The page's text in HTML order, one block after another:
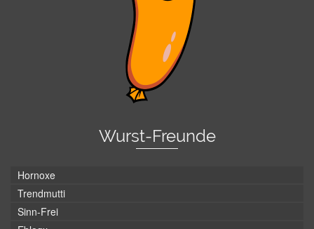
Wurst-Freunde
Hornoxe
Trendmutti
Sinn-Frei